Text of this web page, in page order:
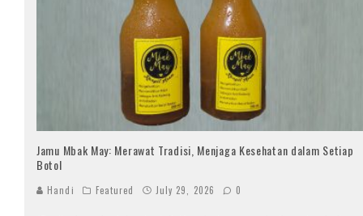
Jamu Mbak May: Merawat Tradisi, Menjaga Kesehatan dalam Setiap
Botol
Handi Featured July 29, 2026 0